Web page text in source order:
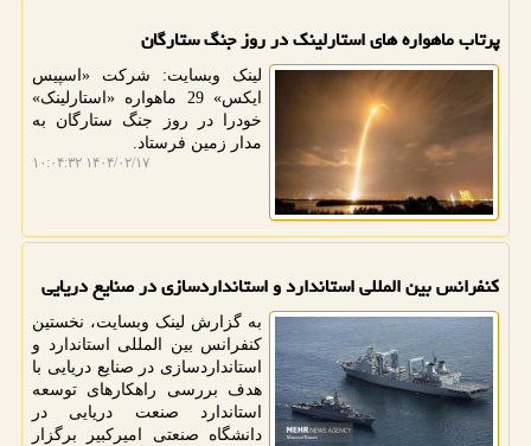
پرتاب ماهواره های استارلینک در روز جنگ ستارگان
لینک وبسایت: شرکت «اسپیس
ایکس» 29 ماهواره «استارلینک»
خودرا در روز جنگ ستارگان به
مدار زمین فرستاد.
۱۴۰۴/۰۲/۱۷ ۱۰:۰۴:۳۲
کنفرانس بین المللی استاندارد و استانداردسازی در صنایع دریایی
به گزارش لینک وبسایت، نخستین
کنفرانس بین المللی استاندارد و
استانداردسازی در صنایع دریایی با
هدف بررسی راهکارهای توسعه
استاندارد صنعت دریایی در
دانشگاه صنعتی امیرکبیر برگزار